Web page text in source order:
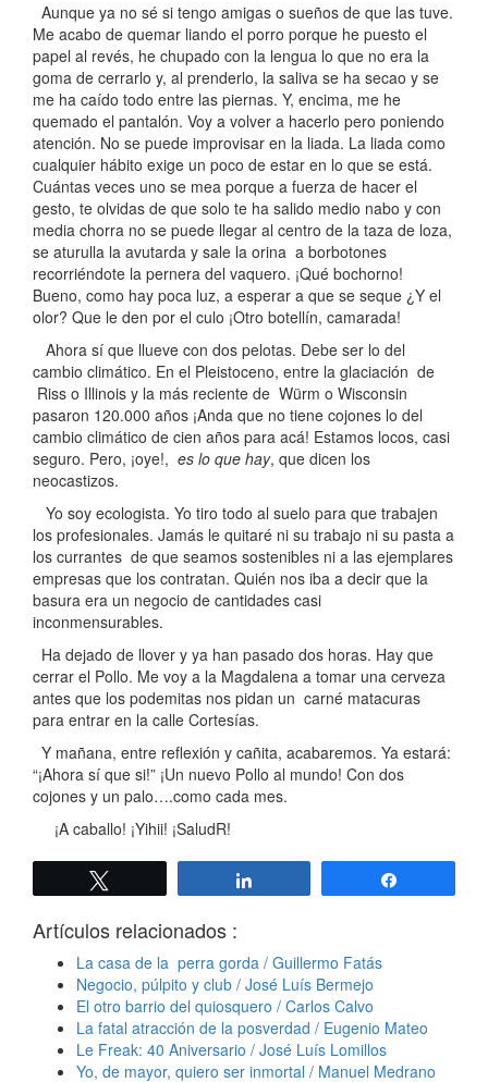
Aunque ya no sé si tengo amigas o sueños de que las tuve.
Me acabo de quemar liando el porro porque he puesto el
papel al revés, he chupado con la lengua lo que no era la
goma de cerrarlo y, al prenderlo, la saliva se ha secao y se
me ha caído todo entre las piernas. Y, encima, me he
quemado el pantalón. Voy a volver a hacerlo pero poniendo
atención. No se puede improvisar en la liada. La liada como
cualquier hábito exige un poco de estar en lo que se está.
Cuántas veces uno se mea porque a fuerza de hacer el
gesto, te olvidas de que solo te ha salido medio nabo y con
media chorra no se puede llegar al centro de la taza de loza,
se aturulla la avutarda y sale la orina a borbotones
recorriéndote la pernera del vaquero. ¡Qué bochorno!
Bueno, como hay poca luz, a esperar a que se seque ¿Y el
olor? Que le den por el culo ¡Otro botellín, camarada!
Ahora sí que llueve con dos pelotas. Debe ser lo del
cambio climático. En el Pleistoceno, entre la glaciación de
Riss o Illinois y la más reciente de Würm o Wisconsin
pasaron 120.000 años ¡Anda que no tiene cojones lo del
cambio climático de cien años para acá! Estamos locos, casi
seguro. Pero, ¡oye!, es lo que hay, que dicen los
neocastizos.
Yo soy ecologista. Yo tiro todo al suelo para que trabajen
los profesionales. Jamás le quitaré ni su trabajo ni su pasta a
los currantes de que seamos sostenibles ni a las ejemplares
empresas que los contratan. Quién nos iba a decir que la
basura era un negocio de cantidades casi
inconmensurables.
Ha dejado de llover y ya han pasado dos horas. Hay que
cerrar el Pollo. Me voy a la Magdalena a tomar una cerveza
antes que los podemitas nos pidan un carné matacuras
para entrar en la calle Cortesías.
Y mañana, entre reflexión y cañita, acabaremos. Ya estará:
“¡Ahora sí que si!” ¡Un nuevo Pollo al mundo! Con dos
cojones y un palo….como cada mes.
¡A caballo! ¡Yihii! ¡SaludR!
Artículos relacionados :
La casa de la perra gorda / Guillermo Fatás
Negocio, púlpito y club / José Luís Bermejo
El otro barrio del quiosquero / Carlos Calvo
La fatal atracción de la posverdad / Eugenio Mateo
Le Freak: 40 Aniversario / José Luís Lomillos
Yo, de mayor, quiero ser inmortal / Manuel Medrano